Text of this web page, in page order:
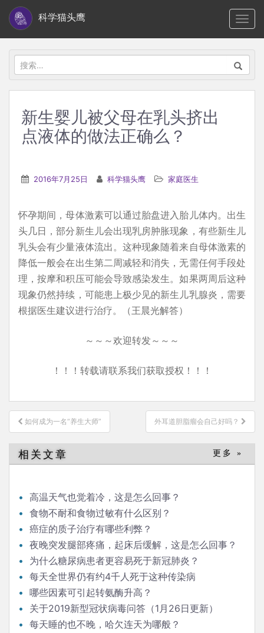
i
科学猫头鹰
搜
索：
新生婴儿被父母在乳头挤出
点液体的做法正确么？
2016年7月25日 科学猫头鹰 家庭医生
怀孕期间，母体激素可以通过胎盘进入胎儿体内。出生
头几日，部分新生儿会出现乳房肿胀现象，有些新生儿
乳头会有少量液体流出。这种现象随着来自母体激素的
降低一般会在出生第二周减轻和消失，无需任何手段处
理，按摩和积压可能会导致感染发生。如果两周后这种
现象仍然持续，可能患上极少见的新生儿乳腺炎，需要
根据医生建议进行治疗。（王晨光解答）
～～～欢迎转发～～～
！！！转载请联系我们获取授权！！！
文
章
导
航
如何成为一名“养生大师” 外耳道胆脂瘤会自己好吗？
相关文章 更多 »
高温天气也觉着冷，这是怎么回事？
食物不耐和食物过敏有什么区别？
癌症的质子治疗有哪些利弊？
夜晚突发腿部疼痛，起床后缓解，这是怎么回事？
为什么糖尿病患者更容易死于新冠肺炎？
每天全世界仍有约4千人死于这种传染病
哪些因素可引起转氨酶升高？
关于2019新型冠状病毒问答（1月26日更新）
每天睡的也不晚，哈欠连天为哪般？